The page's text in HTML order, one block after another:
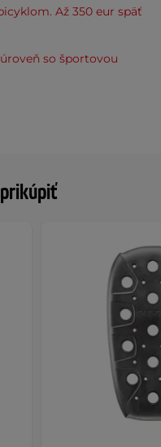
Až 350 eur späť
so športovou